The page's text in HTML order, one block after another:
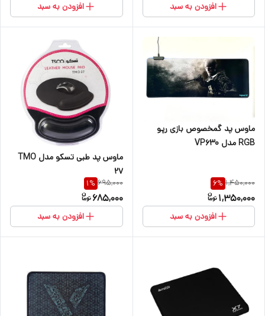
افزودن به سبد افزودن به سبد
ماوس پد گمخصوص بازی رپو
RGB مدل VP630
1,450,000
6%
1,350,000
افزودن به سبد
ماوس پد طبی تسکو مدل TMO
27
695,000
1%
685,000
افزودن به سبد